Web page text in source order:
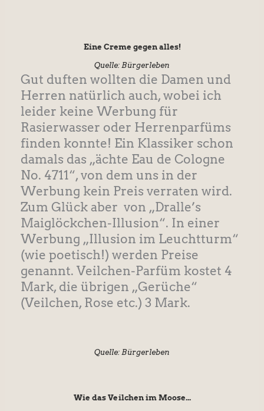
Eine Creme gegen alles!
Quelle: Bürgerleben
Gut duften wollten die Damen und
Herren natürlich auch, wobei ich
leider keine Werbung für
Rasierwasser oder Herrenparfüms
finden konnte! Ein Klassiker schon
damals das „ächte Eau de Cologne
No. 4711“, von dem uns in der
Werbung kein Preis verraten wird.
Zum Glück aber von „Dralle’s
Maiglöckchen-Illusion“. In einer
Werbung „Illusion im Leuchtturm“
(wie poetisch!) werden Preise
genannt. Veilchen-Parfüm kostet 4
Mark, die übrigen „Gerüche“
(Veilchen, Rose etc.) 3 Mark.
Quelle: Bürgerleben
Wie das Veilchen im Moose...